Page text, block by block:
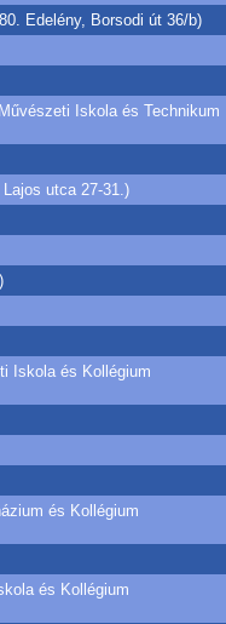
Edelény, Borsodi út 36/b)
Iskola és Technikum
utca 27-31.)
Iskola és Kollégium
és Kollégium
és Kollégium